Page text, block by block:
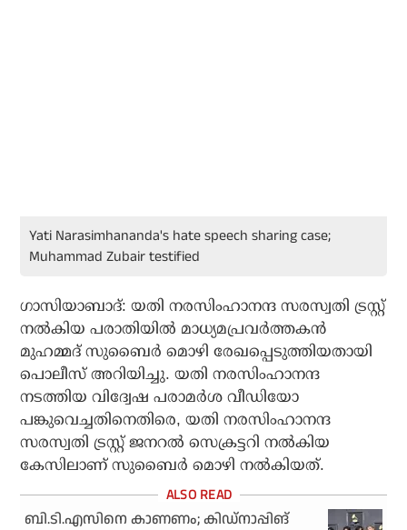
Yati Narasimhananda's hate speech sharing case;
Muhammad Zubair testified
ഗാസിയാബാദ്: യതി നരസിംഹാനന്ദ സരസ്വതി ട്രസ്റ്റ്
നല്‍കിയ പരാതിയില്‍ മാധ്യമപ്രവര്‍ത്തകന്‍
മുഹമ്മദ് സുബൈര്‍ മൊഴി രേഖപ്പെടുത്തിയതായി
പൊലീസ് അറിയിച്ചു. യതി നരസിംഹാനന്ദ
നടത്തിയ വിദ്വേഷ പരാമര്‍ശ വീഡിയോ
പങ്കുവെച്ചതിനെതിരെ, യതി നരസിംഹാനന്ദ
സരസ്വതി ട്രസ്റ്റ് ജനറല്‍ സെക്രട്ടറി നല്‍കിയ
കേസിലാണ് സുബൈര്‍ മൊഴി നല്‍കിയത്.
ബി.ടി.എസിനെ കാണണം; കിഡ്നാപ്പിങ്